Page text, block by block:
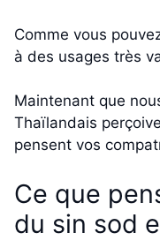
Comme vous
à des usages très
Maintenant que
Thaïlandais
pensent vos
Ce que
du sin sod